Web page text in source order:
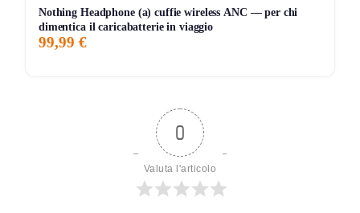
Nothing Headphone (a) cuffie wireless ANC — per chi
dimentica il caricabatterie in viaggio
99,99 €
0
Valuta l'articolo